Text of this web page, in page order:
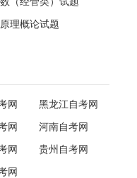
理概论试题
网 黑龙江自考网
网 河南自考网
网 贵州自考网
网